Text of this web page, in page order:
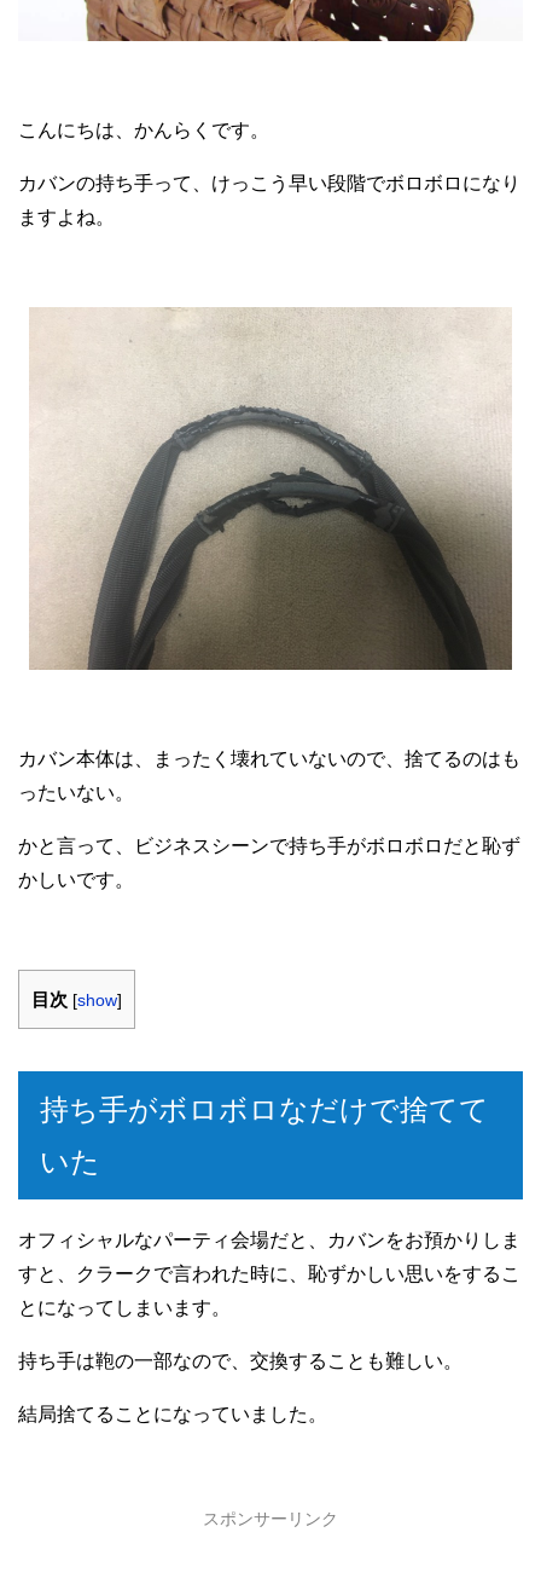
こんにちは、かんらくです。
カバンの持ち手って、けっこう早い段階でボロボロになり
ますよね。
カバン本体は、まったく壊れていないので、捨てるのはも
ったいない。
かと言って、ビジネスシーンで持ち手がボロボロだと恥ず
かしいです。
目次 [show]
持ち手がボロボロなだけで捨てて
いた
オフィシャルなパーティ会場だと、カバンをお預かりしま
すと、クラークで言われた時に、恥ずかしい思いをするこ
とになってしまいます。
持ち手は鞄の一部なので、交換することも難しい。
結局捨てることになっていました。
スポンサーリンク